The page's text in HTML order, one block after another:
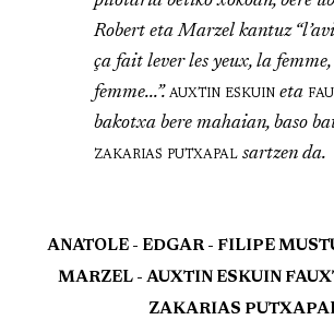
Robert eta Marzel kantuz
ça fait lever les yeux, la
femme...”.auxtin eskuineta
bakotxa bere mahaian, baso
zakarias putxapalsartzen da.
ANATOLE - EDGAR - FILIPE
MARZEL - AUXTIN ESKUIN
ZAKARIAS